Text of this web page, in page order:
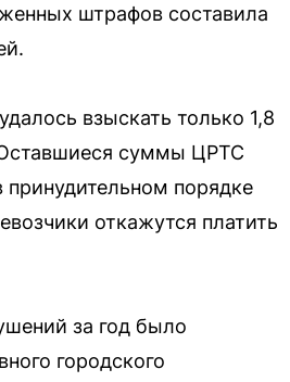
штрафов составила
взыскать только 1,8
суммы ЦРТС
принудительном порядке
откажутся платить
за год было
городского